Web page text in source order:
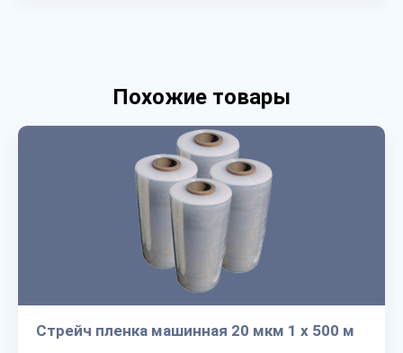
Похожие товары
Стрейч пленка машинная 20 мкм 1 х 500 м